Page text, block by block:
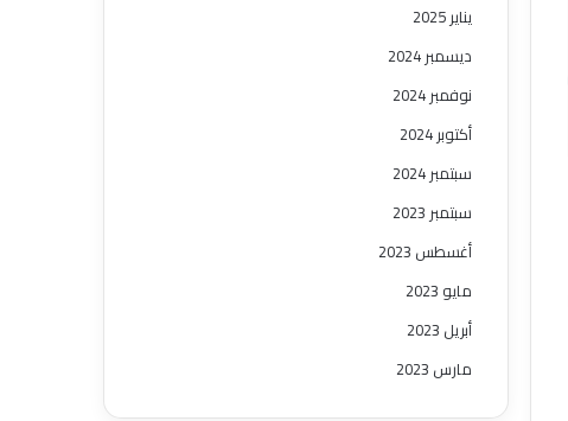
يناير 2025
ديسمبر 2024
نوفمبر 2024
أكتوبر 2024
سبتمبر 2024
سبتمبر 2023
أغسطس 2023
مايو 2023
أبريل 2023
مارس 2023